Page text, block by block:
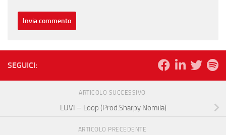
SEGUICI:
ARTICOLO SUCCESSIVO
LUVI – Loop (Prod.Sharpy Nomila)
ARTICOLO PRECEDENTE